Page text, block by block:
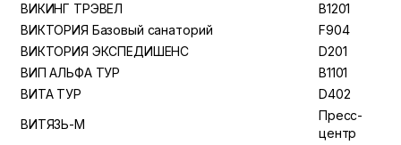
ВИКИНГ ТРЭВЕЛ
B1201
ВИКТОРИЯ Базовый санаторий
F904
ВИКТОРИЯ ЭКСПЕДИШЕНС
D201
ВИП АЛЬФА ТУР
B1101
ВИТА ТУР
D402
ВИТЯЗЬ-М
Пресс-
центр